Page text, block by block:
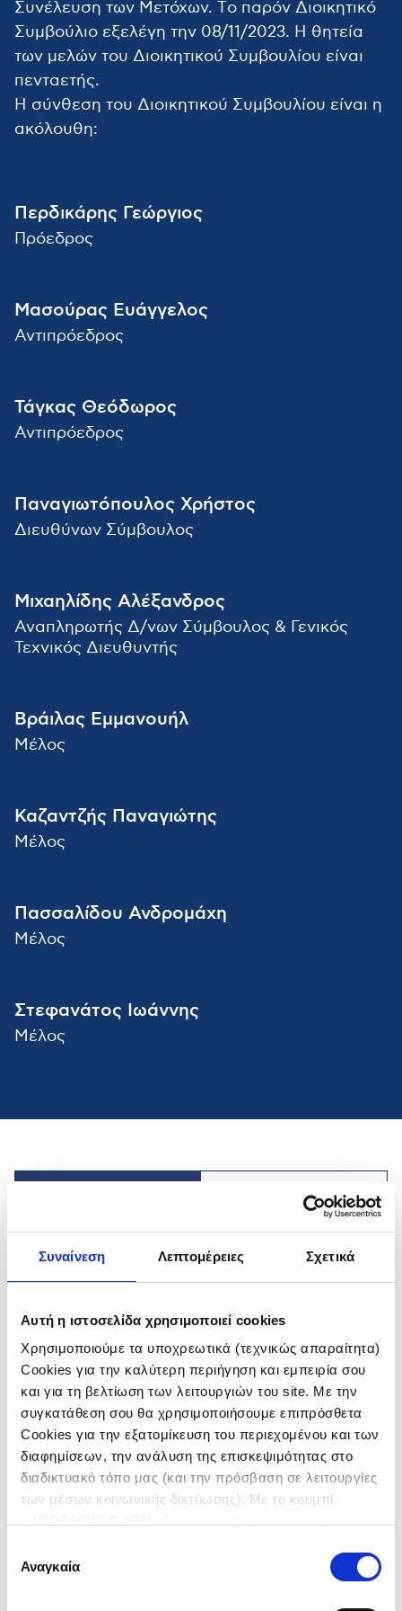
Συναίνεση Λεπτομέρειες Σχετικά
Αυτή η ιστοσελίδα χρησιμοποιεί cookies
Χρησιμοποιούμε τα υποχρεωτικά (τεχνικώς απαραίτητα)
Cookies για την καλύτερη περιήγηση και εμπειρία σου
και για τη βελτίωση των λειτουργιών του site. Με την
συγκατάθεση σου θα χρησιμοποιήσουμε επιπρόσθετα
Cookies για την εξατομίκευση του περιεχομένου και των
διαφημίσεων, την ανάλυση της επισκεψιμότητας στο
διαδικτυακό τόπο μας (και την πρόσβαση σε λειτουργίες
των μέσων κοινωνικής δικτύωσης). Με το κουμπί
το κουμπί «
» θα ενεργοποιηθούν όλες
Πολιτική
και τους διαφορετικούς τύπους Cookies και
συγκατάθεσης
Αναγκαία
Συνέλευση των Μετόχων. Tο παρόν Διοικητικό
Συμβούλιο εξελέγη την 08/11/2023. Η θητεία
των μελών του Διοικητικού Συμβουλίου είναι
πενταετής.
Η σύνθεση του Διοικητικού Συμβουλίου είναι η
ακόλουθη:
Περδικάρης Γεώργιος
Πρόεδρος
Μασούρας Ευάγγελος
Αντιπρόεδρος
Τάγκας Θεόδωρος
Αντιπρόεδρος
Παναγιωτόπουλος Χρήστος
Διευθύνων Σύμβουλος
Μιχαηλίδης Αλέξανδρος
Αναπληρωτής Δ/νων Σύμβουλος & Γενικός
Τεχνικός Διευθυντής
Βράιλας Εμμανουήλ
Μέλος
Καζαντζής Παναγιώτης
Μέλος
Πασσαλίδου Ανδρομάχη
Μέλος
Στεφανάτος Ιωάννης
Μέλος
Πολιτικές και
Έργα